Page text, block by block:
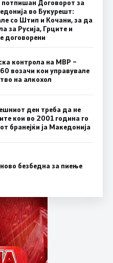
Договорот за
во Букурешт:
со Штип и Кочани, за да
за Русија, Грците и
договорени
контрола на МВР –
возачи кои управувале
на алкохол
ден треба да не
кои во 2001 година го
бранејќи ја Македонија
безбедна за пиење